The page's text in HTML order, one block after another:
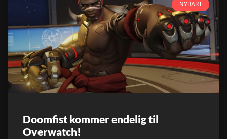
NYBART
Doomfist kommer endelig til
Overwatch!